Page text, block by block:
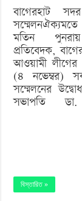
বাগেরহাট
মতিন
প্রতিবেদক,
আওয়ামী লীগের
(৪ নভেম্বর)
সম্মেলনের
সভাপতি
বিস্তারিত »